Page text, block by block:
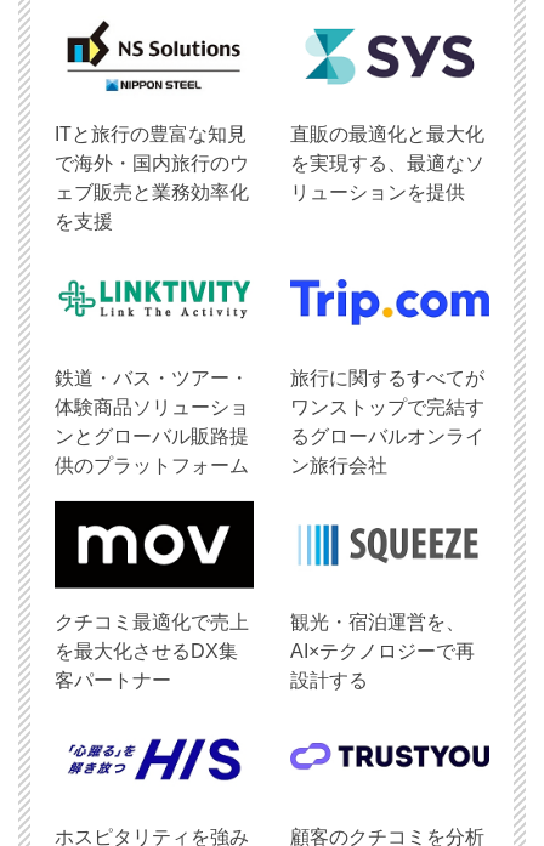
ITと旅行の豊富な知見
で海外・国内旅行のウ
ェブ販売と業務効率化
を支援
直販の最適化と最大化
を実現する、最適なソ
リューションを提供
鉄道・バス・ツアー・
体験商品ソリューショ
ンとグローバル販路提
供のプラットフォーム
旅行に関するすべてが
ワンストップで完結す
るグローバルオンライ
ン旅行会社
クチコミ最適化で売上
を最大化させるDX集
客パートナー
観光・宿泊運営を、
AI×テクノロジーで再
設計する
ホスピタリティを強み 顧客のクチコミを分析